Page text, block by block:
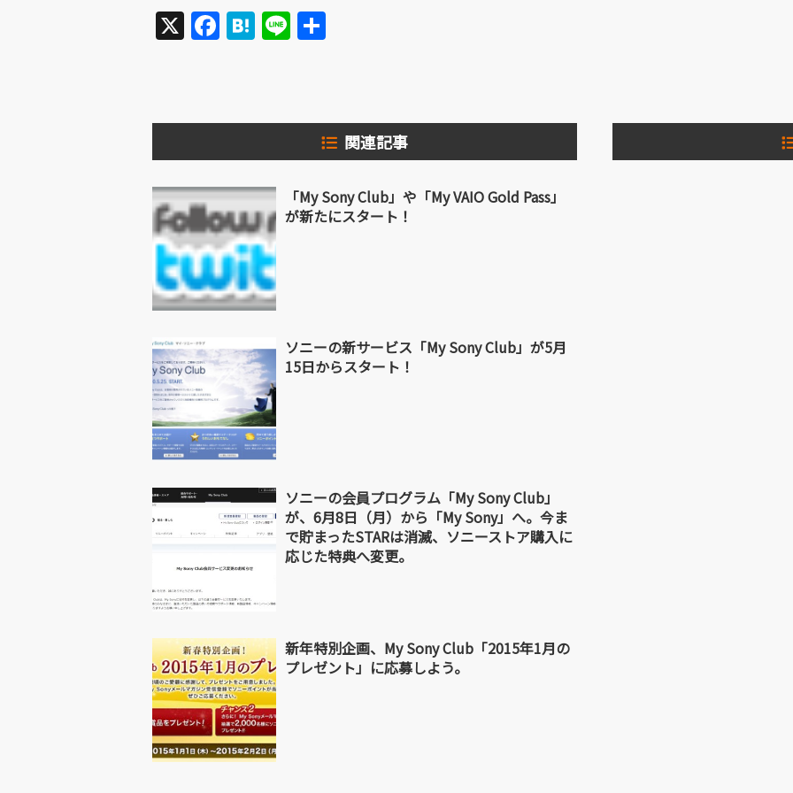
X Facebook
Hatena
Line
関連記事
「My Sony Club」や「My VAIO Gold Pass」
が新たにスタート！
ソニーの新サービス「My Sony Club」が5月
15日からスタート！
ソニーの会員プログラム「My Sony Club」
が、6月8日（月）から「My Sony」へ。今ま
で貯まったSTARは消滅、ソニーストア購入に
応じた特典へ変更。
新年特別企画、My Sony Club「2015年1月の
プレゼント」に応募しよう。